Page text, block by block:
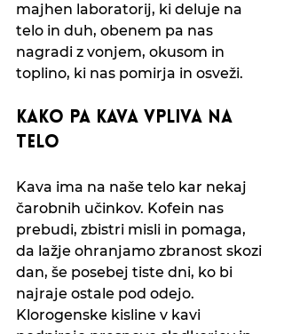
majhen laboratorij, ki deluje na
telo in duh, obenem pa nas
nagradi z vonjem, okusom in
toplino, ki nas pomirja in osveži.
Kako pa kava vpliva na
telo
Kava ima na naše telo kar nekaj
čarobnih učinkov. Kofein nas
prebudi, zbistri misli in pomaga,
da lažje ohranjamo zbranost skozi
dan, še posebej tiste dni, ko bi
najraje ostale pod odejo.
Klorogenske kisline v kavi